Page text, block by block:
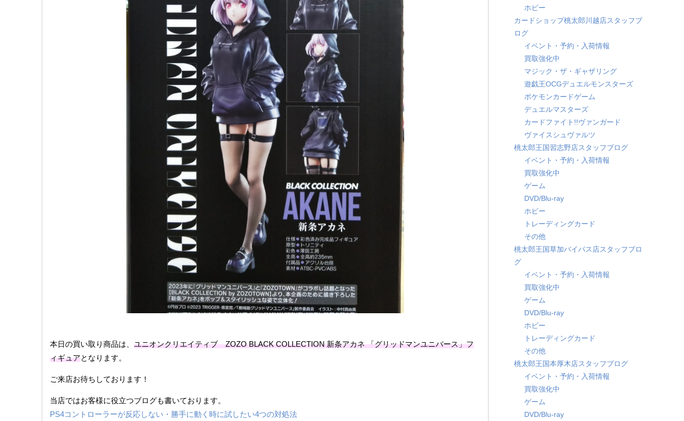
本日の買い取り商品は、 ユニオンクリエイティブ ZOZO ​BLACK ​COLLECTION ​新条アカネ ​「グリッドマンユニバース」フ
ィギュアとなります。
ご来店お待ちしております！
当店ではお客様に役立つブログも書いております。
PS4コントローラーが反応しない・勝手に動く時に試したい4つの対処法
ホビー
カードショップ桃太郎川越店スタッフブ
ログ
イベント・予約・入荷情報
買取強化中
マジック・ザ・ギャザリング
遊戯王OCGデュエルモンスターズ
ポケモンカードゲーム
デュエルマスターズ
カードファイト!!ヴァンガード
ヴァイスシュヴァルツ
桃太郎王国習志野店スタッフブログ
イベント・予約・入荷情報
買取強化中
ゲーム
DVD/Blu-ray
ホビー
トレーディングカード
その他
桃太郎王国草加バイパス店スタッフブロ
グ
イベント・予約・入荷情報
買取強化中
ゲーム
DVD/Blu-ray
ホビー
トレーディングカード
その他
桃太郎王国本厚木店スタッフブログ
イベント・予約・入荷情報
買取強化中
ゲーム
DVD/Blu-ray